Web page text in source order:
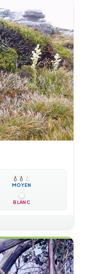
💧 💧 💧
MOYEN
BLANC